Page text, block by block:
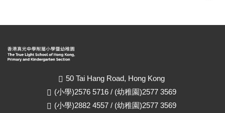
50 Tai Hang Road, Hong Kong
(小學)2576 5716 / (幼稚園)2577 3569
(小學)2882 4557 / (幼稚園)2577 3569